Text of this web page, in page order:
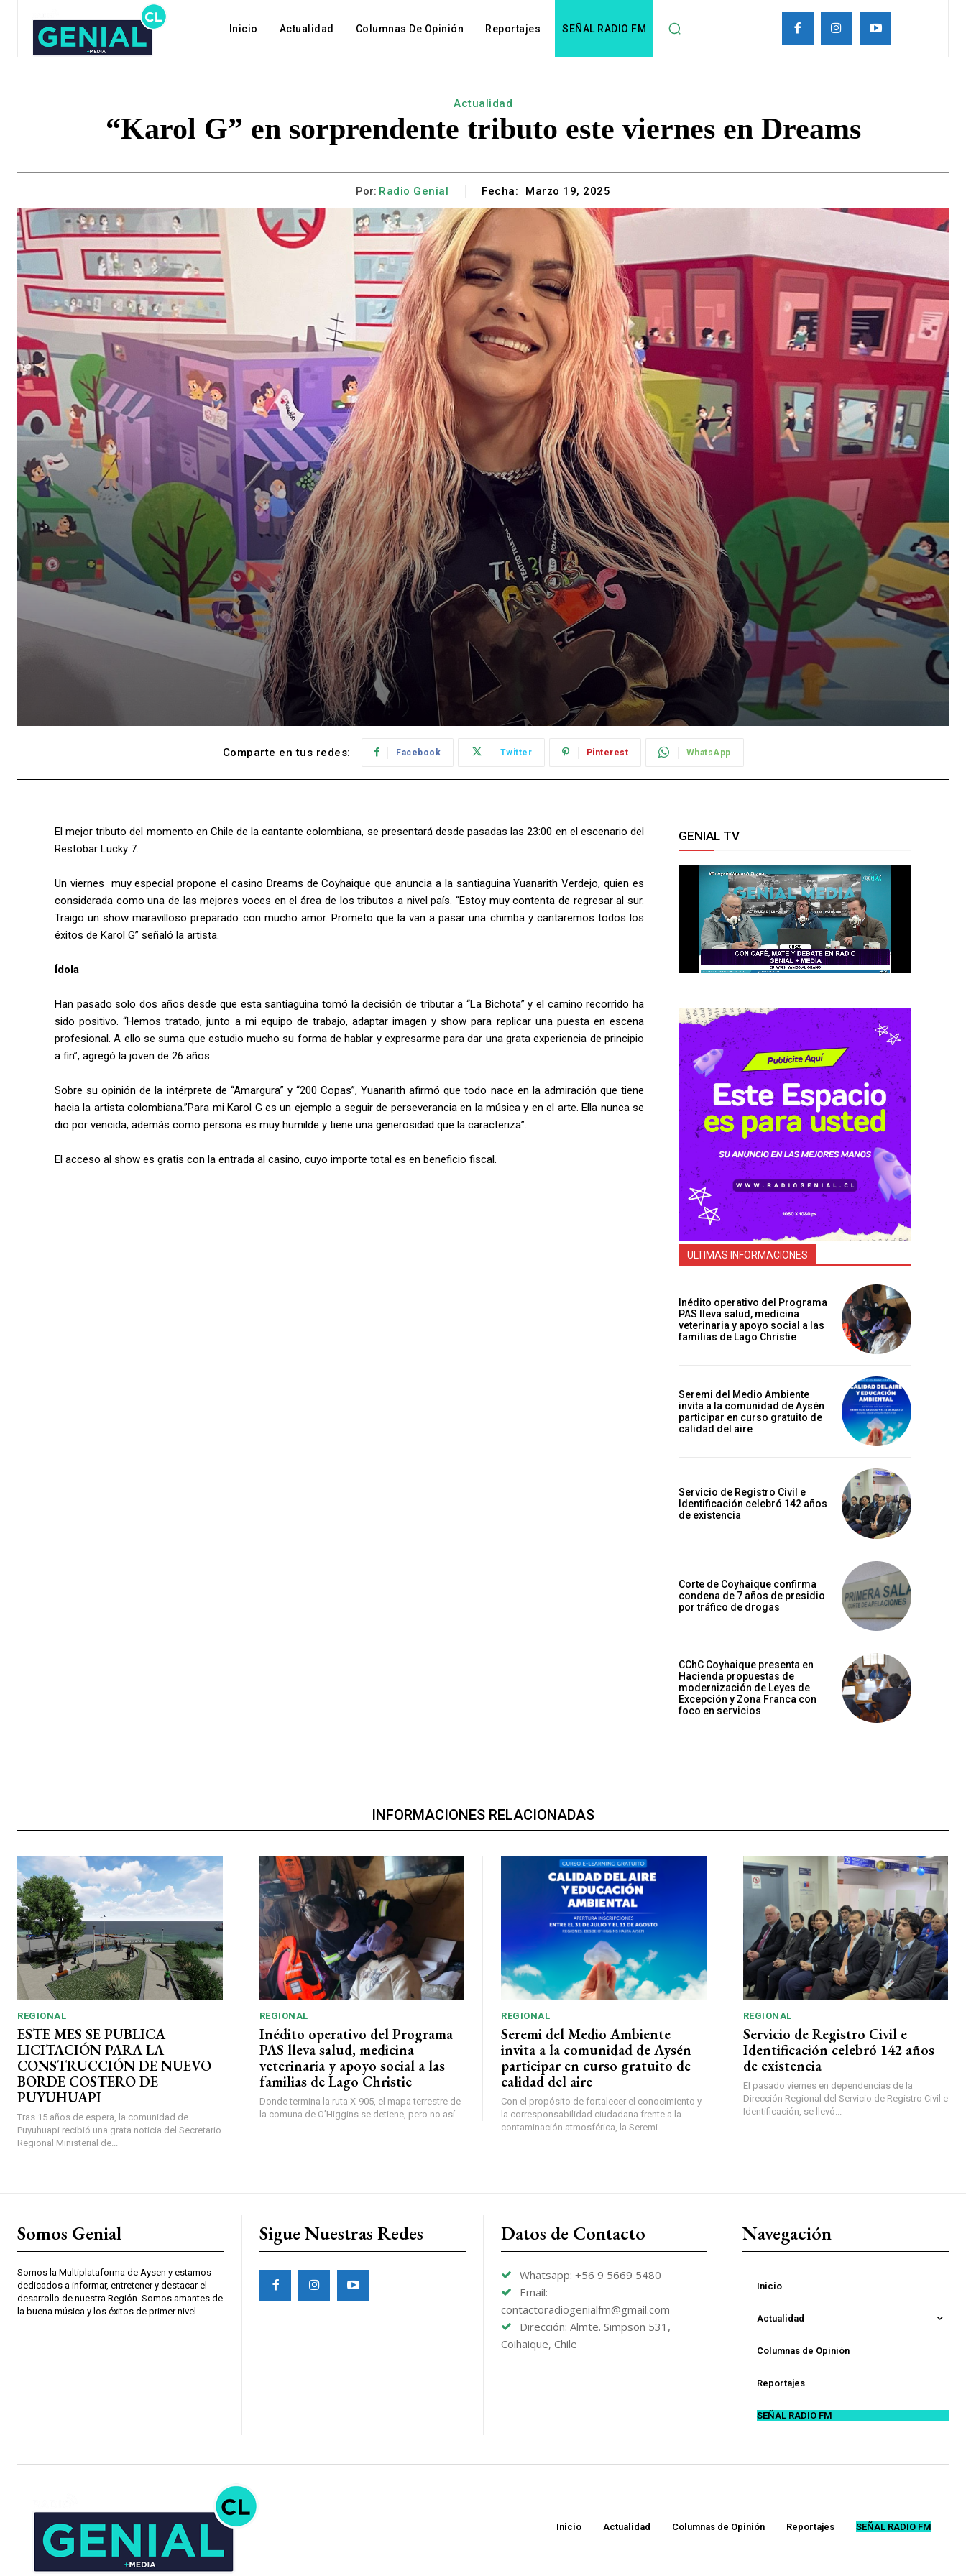
Inicio Actualidad Columnas De Opinión Reportajes SEÑAL RADIO FM
Actualidad
“Karol G” en sorprendente tributo este viernes en Dreams
Por: Radio Genial Fecha: Marzo 19, 2025
Comparte en tus redes: Facebook Twitter Pinterest WhatsApp
El mejor tributo del momento en Chile de la cantante colombiana, se presentará desde pasadas las 23:00 en el escenario del
Restobar Lucky 7.
Un viernes muy especial propone el casino Dreams de Coyhaique que anuncia a la santiaguina Yuanarith Verdejo, quien es
considerada como una de las mejores voces en el área de los tributos a nivel país. “Estoy muy contenta de regresar al sur.
Traigo un show maravilloso preparado con mucho amor. Prometo que la van a pasar una chimba y cantaremos todos los
éxitos de Karol G” señaló la artista.
Ídola
Han pasado solo dos años desde que esta santiaguina tomó la decisión de tributar a “La Bichota” y el camino recorrido ha
sido positivo. “Hemos tratado, junto a mi equipo de trabajo, adaptar imagen y show para replicar una puesta en escena
profesional. A ello se suma que estudio mucho su forma de hablar y expresarme para dar una grata experiencia de principio
a fin”, agregó la joven de 26 años.
Sobre su opinión de la intérprete de “Amargura” y “200 Copas”, Yuanarith afirmó que todo nace en la admiración que tiene
hacia la artista colombiana.”Para mi Karol G es un ejemplo a seguir de perseverancia en la música y en el arte. Ella nunca se
dio por vencida, además como persona es muy humilde y tiene una generosidad que la caracteriza”.
El acceso al show es gratis con la entrada al casino, cuyo importe total es en beneficio fiscal.
GENIAL TV
ULTIMAS INFORMACIONES
Inédito operativo del Programa
PAS lleva salud, medicina
veterinaria y apoyo social a las
familias de Lago Christie
Seremi del Medio Ambiente
invita a la comunidad de Aysén
participar en curso gratuito de
calidad del aire
Servicio de Registro Civil e
Identificación celebró 142 años
de existencia
Corte de Coyhaique confirma
condena de 7 años de presidio
por tráfico de drogas
CChC Coyhaique presenta en
Hacienda propuestas de
modernización de Leyes de
Excepción y Zona Franca con
foco en servicios
INFORMACIONES RELACIONADAS
REGIONAL
ESTE MES SE PUBLICA
LICITACIÓN PARA LA
CONSTRUCCIÓN DE NUEVO
BORDE COSTERO DE
PUYUHUAPI
Tras 15 años de espera, la comunidad de
Puyuhuapi recibió una grata noticia del Secretario
Regional Ministerial de...
REGIONAL
Inédito operativo del Programa
PAS lleva salud, medicina
veterinaria y apoyo social a las
familias de Lago Christie
Donde termina la ruta X-905, el mapa terrestre de
la comuna de O’Higgins se detiene, pero no así...
REGIONAL
Seremi del Medio Ambiente
invita a la comunidad de Aysén
participar en curso gratuito de
calidad del aire
Con el propósito de fortalecer el conocimiento y
la corresponsabilidad ciudadana frente a la
contaminación atmosférica, la Seremi...
REGIONAL
Servicio de Registro Civil e
Identificación celebró 142 años
de existencia
El pasado viernes en dependencias de la
Dirección Regional del Servicio de Registro Civil e
Identificación, se llevó...
Somos Genial
Somos la Multiplataforma de Aysen y estamos
dedicados a informar, entretener y destacar el
desarrollo de nuestra Región. Somos amantes de
la buena música y los éxitos de primer nivel.
Sigue Nuestras Redes Datos de Contacto
Whatsapp: +56 9 5669 5480
Email:
contactoradiogenialfm@gmail.com
Dirección: Almte. Simpson 531,
Coihaique, Chile
Navegación
Inicio
Actualidad
Columnas de Opinión
Reportajes
SEÑAL RADIO FM
Inicio Actualidad Columnas de Opinión Reportajes SEÑAL RADIO FM